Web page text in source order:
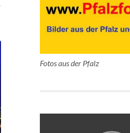
Fotos aus der Pfalz